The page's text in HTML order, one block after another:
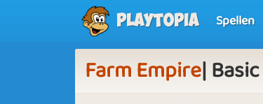
Playtopia Spellen
Farm Empire| Basic